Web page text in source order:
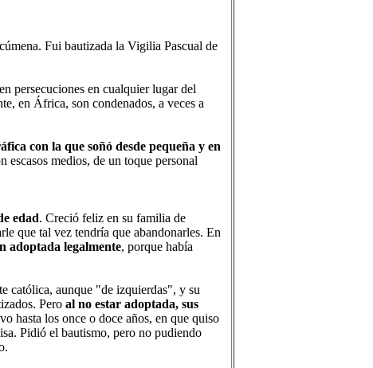
Fui bautizada la Vigilia Pascual de
persecuciones en cualquier lugar del
en África, son condenados, a veces a
con la que soñó desde pequeña y en
escasos medios, de un toque personal
edad. Creció feliz en su familia de
que tal vez tendría que abandonarles. En
adoptada legalmente, porque había
católica, aunque "de izquierdas", y su
Pero al no estar adoptada, sus
hasta los once o doce años, en que quiso
Pidió el bautismo, pero no pudiendo